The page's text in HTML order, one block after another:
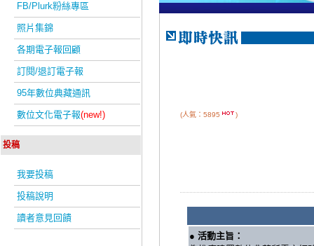
FB/Plurk粉絲專區
照片集錦
各期電子報回顧
訂閱/退訂電子報
95年數位典藏通訊
數位文化電子報(new!)
投稿
我要投稿
投稿說明
讀者意見回饋
(人氣：5895 )
● 活動主旨：